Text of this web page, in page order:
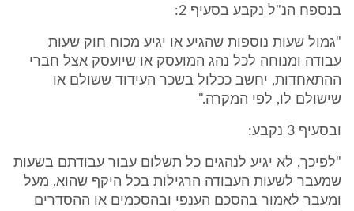
בנספח הנ"ל נקבע בסעיף 2:
"גמול שעות נוספות שהגיע או יגיע מכוח חוק שעות
עבודה ומנוחה לכל נהג המועסק או שיועסק אצל חברי
ההתאחדות, יחשב ככלול בשכר העידוד ששולם או
שישולם לו, לפי המקרה."
ובסעיף 3 נקבע:
"לפיכך, לא יגיע לנהגים כל תשלום עבור עבודתם בשעות
שמעבר לשעות העבודה הרגילות בכל היקף שהוא, מעל
ומעבר לאמור בהסכם הענפי ובהסכמים או ההסדרים